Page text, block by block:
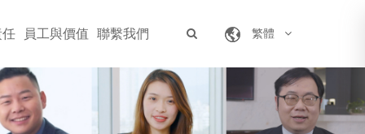
任 員工與價值 聯繫我們 繁體